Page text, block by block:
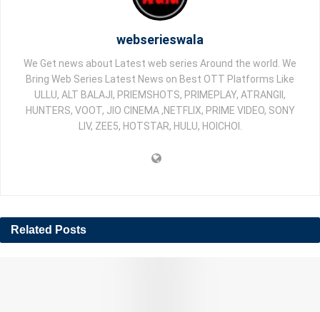
webserieswala
We Get news about Latest web series Around the world. We
Bring Web Series Latest News on Best OTT Platforms Like
ULLU, ALT BALAJI, PRIEMSHOTS, PRIMEPLAY, ATRANGII,
HUNTERS, VOOT, JIO CINEMA ,NETFLIX, PRIME VIDEO, SONY
LIV, ZEE5, HOTSTAR, HULU, HOICHOI.
Related Posts